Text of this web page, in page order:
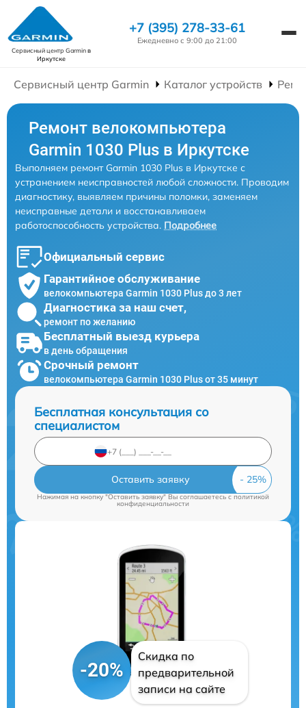
Сервисный центр Garminв
Иркутске
+7 (395) 278-33-61
Ежедневно с 9:00 до 21:00
Сервисный центр Garmin Каталог устройств
Ремонт велокомпьютера
Garmin 1030 Plus в Иркутске
Выполняем ремонт Garmin 1030 Plus в Иркутске с
устранением неисправностей любой сложности. Проводим
диагностику, выявляем причины поломки, заменяем
неисправные детали и восстанавливаем
работоспособность устройства. Подробнее
Официальный сервис
Гарантийное обслуживание
велокомпьютера Garmin 1030 Plus до 3 лет
Диагностика за наш счет,
ремонт по желанию
Бесплатный выезд курьера
в день обращения
Срочный ремонт
велокомпьютера Garmin 1030 Plus от 35 минут
Бесплатная консультация со
специалистом
Оставить заявку
Нажимая на кнопку "Оставить заявку" Вы соглашаетесь cполитикой
конфиденциальности
-20%
Скидка по
предварительной
записи на сайте